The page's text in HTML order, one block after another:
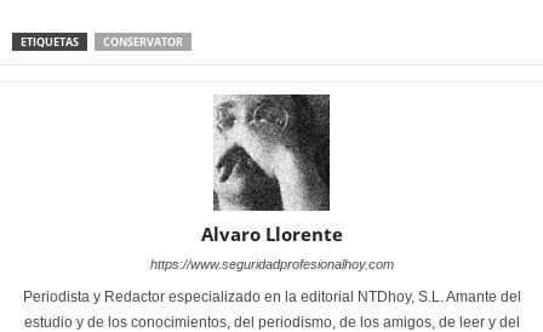
ETIQUETAS CONSERVATOR
Alvaro Llorente
https://www.seguridadprofesionalhoy.com
Periodista y Redactor especializado en la editorial NTDhoy, S.L. Amante del
estudio y de los conocimientos, del periodismo, de los amigos, de leer y del